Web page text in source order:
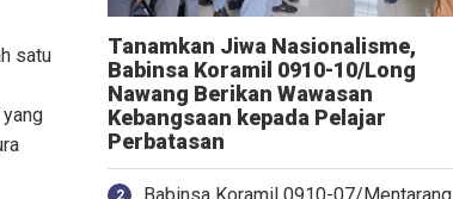
satu
Tanamkan Jiwa Nasionalisme,
Babinsa Koramil 0910-10/Long
Nawang Berikan Wawasan
Kebangsaan kepada Pelajar
Perbatasan